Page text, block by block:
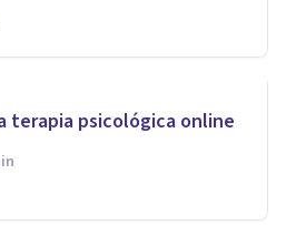
terapia psicológica online
en tiempos